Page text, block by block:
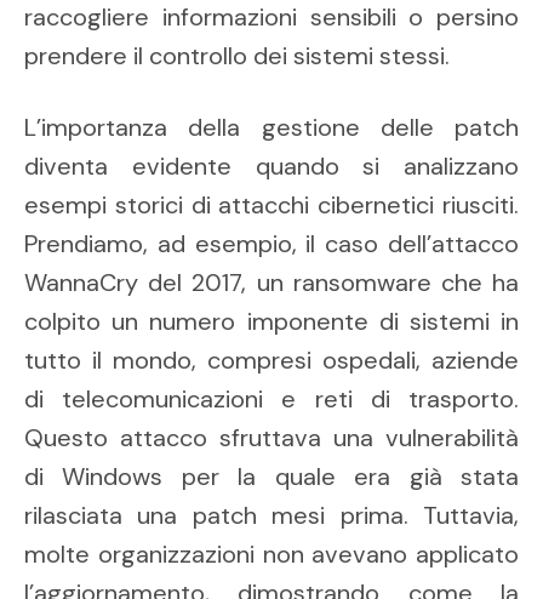
raccogliere informazioni sensibili o persino
prendere il controllo dei sistemi stessi.
L’importanza della gestione delle patch
diventa evidente quando si analizzano
esempi storici di attacchi cibernetici riusciti.
Prendiamo, ad esempio, il caso dell’attacco
WannaCry del 2017, un ransomware che ha
colpito un numero imponente di sistemi in
tutto il mondo, compresi ospedali, aziende
di telecomunicazioni e reti di trasporto.
Questo attacco sfruttava una vulnerabilità
di Windows per la quale era già stata
rilasciata una patch mesi prima. Tuttavia,
molte organizzazioni non avevano applicato